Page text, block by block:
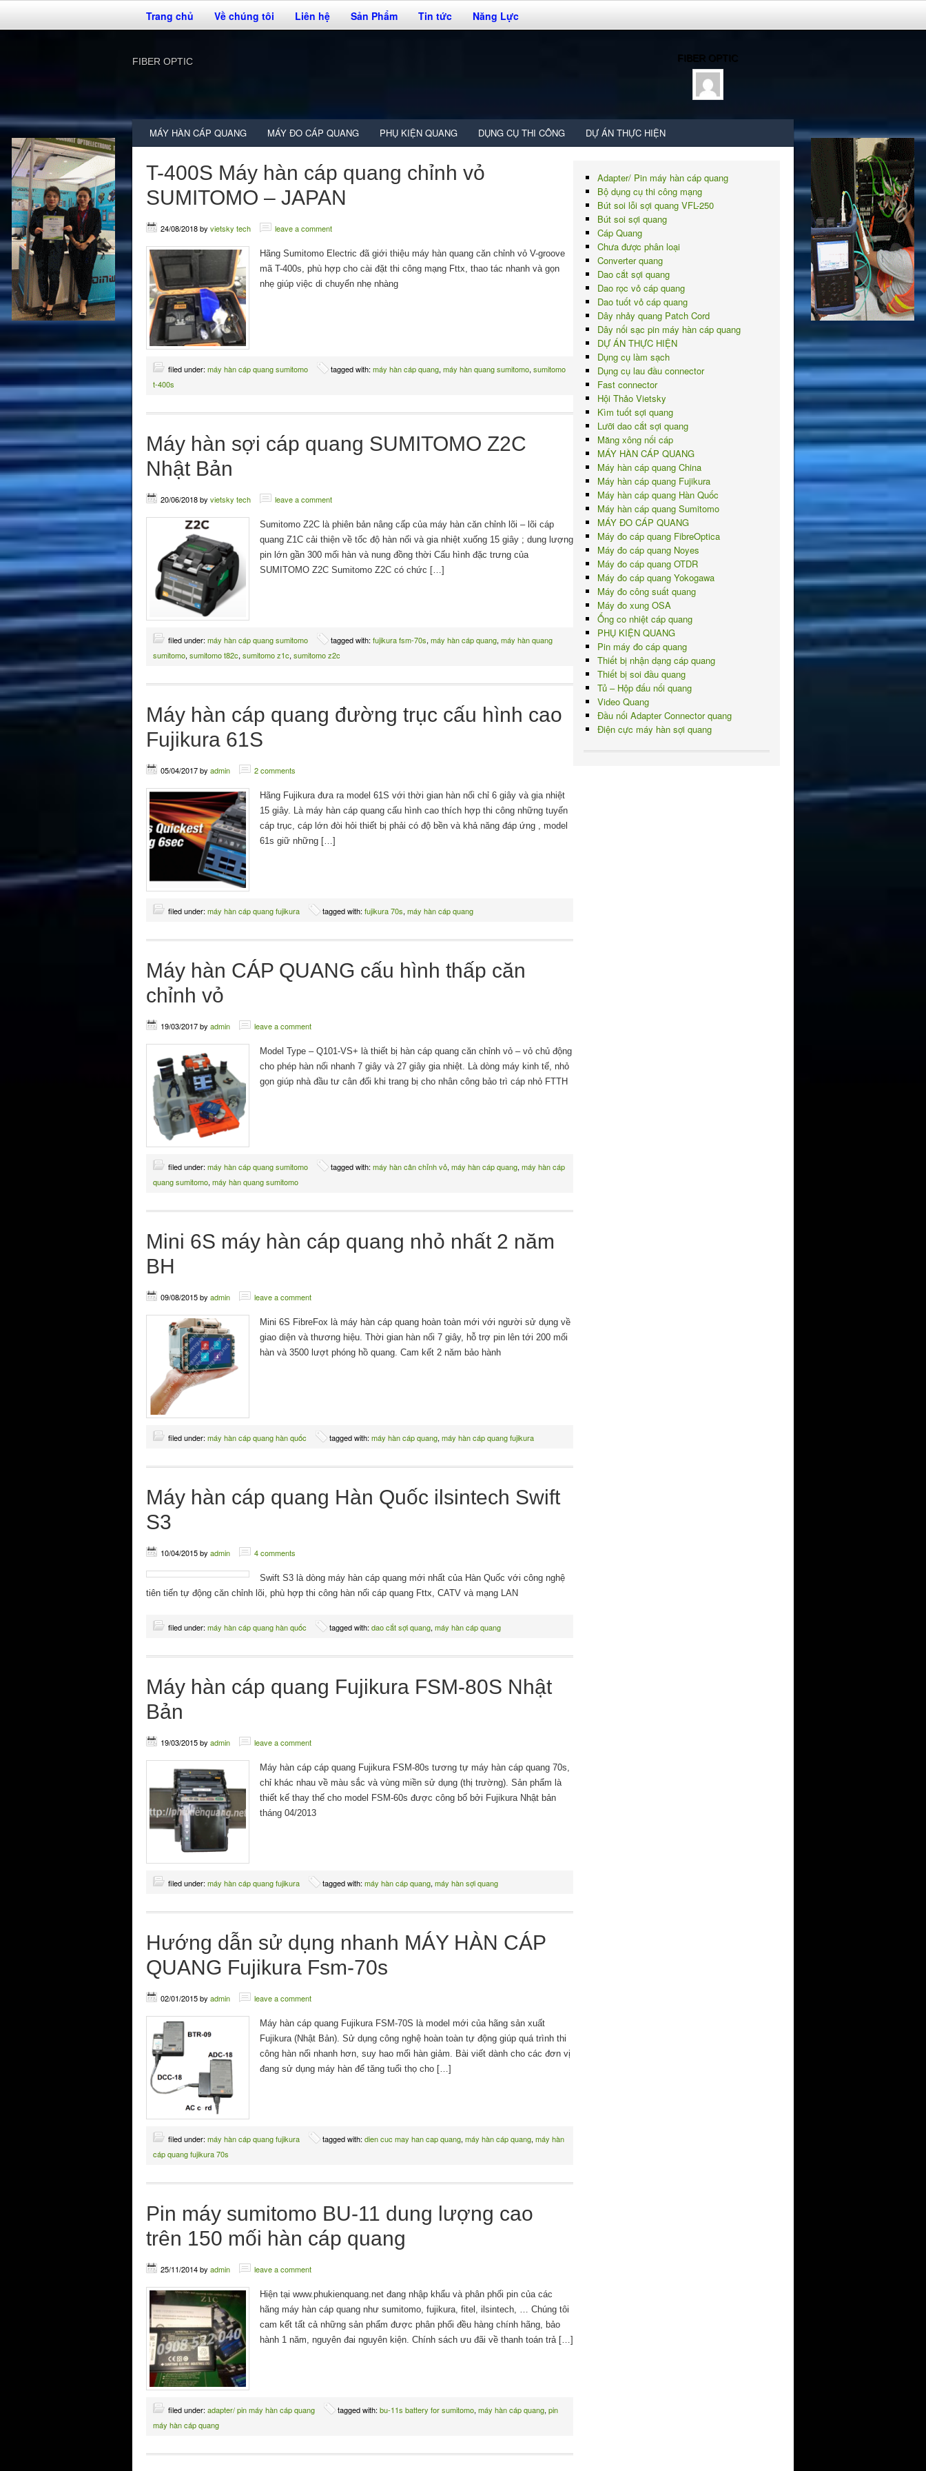
Trang chủ Về chúng tôi Liên hệ Sản Phẩm Tin tức Năng Lực
FIBER OPTIC FIBER OPTIC
MÁY HÀN CÁP QUANG MÁY ĐO CÁP QUANG PHỤ KIỆN QUANG DỤNG CỤ THI CÔNG DỰ ÁN THỰC HIỆN
T-400S Máy hàn cáp quang chỉnh vỏ
SUMITOMO – JAPAN
24/08/2018by vietsky tech leave a comment
Hãng Sumitomo Electric đã giới thiệu máy hàn quang căn chỉnh vỏ V-groove
mã T-400s, phù hợp cho cài đặt thi công mạng Fttx, thao tác nhanh và gọn
nhẹ giúp việc di chuyển nhẹ nhàng
filed under: máy hàn cáp quang sumitomo tagged with: máy hàn cáp quang, máy hàn quang sumitomo, sumitomo
t-400s
Máy hàn sợi cáp quang SUMITOMO Z2C
Nhật Bản
20/06/2018by vietsky tech leave a comment
Sumitomo Z2C là phiên bản nâng cấp của máy hàn căn chỉnh lõi – lõi cáp
quang Z1C cải thiện về tốc độ hàn nối và gia nhiệt xuống 15 giây ; dung lượng
pin lớn gần 300 mối hàn và nung đồng thời Cấu hình đặc trưng của
SUMITOMO Z2C Sumitomo Z2C có chức […]
filed under: máy hàn cáp quang sumitomo tagged with: fujikura fsm-70s, máy hàn cáp quang, máy hàn quang
sumitomo, sumitomo t82c, sumitomo z1c, sumitomo z2c
Máy hàn cáp quang đường trục cấu hình cao
Fujikura 61S
05/04/2017by admin 2 comments
Hãng Fujikura đưa ra model 61S với thời gian hàn nối chỉ 6 giây và gia nhiệt
15 giây. Là máy hàn cáp quang cấu hình cao thích hợp thi công những tuyến
cáp trục, cáp lớn đòi hỏi thiết bị phải có độ bền và khả năng đáp ứng , model
61s giữ những […]
filed under: máy hàn cáp quang fujikura tagged with: fujikura 70s, máy hàn cáp quang
Máy hàn CÁP QUANG cấu hình thấp căn
chỉnh vỏ
19/03/2017by admin leave a comment
Model Type – Q101-VS+ là thiết bị hàn cáp quang căn chỉnh vỏ – vỏ chủ động
cho phép hàn nối nhanh 7 giây và 27 giây gia nhiệt. Là dòng máy kinh tế, nhỏ
gọn giúp nhà đầu tư cân đối khi trang bị cho nhân công bảo trì cáp nhỏ FTTH
filed under: máy hàn cáp quang sumitomo tagged with: máy hàn cân chỉnh vỏ, máy hàn cáp quang, máy hàn cáp
quang sumitomo, máy hàn quang sumitomo
Mini 6S máy hàn cáp quang nhỏ nhất 2 năm
BH
09/08/2015by admin leave a comment
Mini 6S FibreFox là máy hàn cáp quang hoàn toàn mới với người sử dụng về
giao diện và thương hiệu. Thời gian hàn nối 7 giây, hỗ trợ pin lên tới 200 mối
hàn và 3500 lượt phóng hồ quang. Cam kết 2 năm bảo hành
filed under: máy hàn cáp quang hàn quốc tagged with: máy hàn cáp quang, máy hàn cáp quang fujikura
Máy hàn cáp quang Hàn Quốc ilsintech Swift
S3
10/04/2015by admin 4 comments
Swift S3 là dòng máy hàn cáp quang mới nhất của Hàn Quốc với công nghệ
tiên tiến tự động căn chỉnh lõi, phù hợp thi công hàn nối cáp quang Fttx, CATV và mạng LAN
filed under: máy hàn cáp quang hàn quốc tagged with: dao cắt sợi quang, máy hàn cáp quang
Máy hàn cáp quang Fujikura FSM-80S Nhật
Bản
19/03/2015by admin leave a comment
Máy hàn cáp cáp quang Fujikura FSM-80s tương tự máy hàn cáp quang 70s,
chỉ khác nhau về màu sắc và vùng miền sử dụng (thị trường). Sản phẩm là
thiết kế thay thế cho model FSM-60s được công bố bởi Fujikura Nhật bản
tháng 04/2013
filed under: máy hàn cáp quang fujikura tagged with: máy hàn cáp quang, máy hàn sợi quang
Hướng dẫn sử dụng nhanh MÁY HÀN CÁP
QUANG Fujikura Fsm-70s
02/01/2015by admin leave a comment
Máy hàn cáp quang Fujikura FSM-70S là model mới của hãng sản xuất
Fujikura (Nhật Bản). Sử dụng công nghệ hoàn toàn tự động giúp quá trình thi
công hàn nối nhanh hơn, suy hao mối hàn giảm. Bài viết dành cho các đơn vị
đang sử dụng máy hàn để tăng tuổi thọ cho […]
filed under: máy hàn cáp quang fujikura tagged with: dien cuc may han cap quang, máy hàn cáp quang, máy hàn
cáp quang fujikura 70s
Pin máy sumitomo BU-11 dung lượng cao
trên 150 mối hàn cáp quang
25/11/2014by admin leave a comment
Hiện tại www.phukienquang.net đang nhập khẩu và phân phối pin của các
hãng máy hàn cáp quang như sumitomo, fujikura, fitel, ilsintech, … Chúng tôi
cam kết tất cả những sản phẩm được phân phối đều hàng chính hãng, bảo
hành 1 năm, nguyên đai nguyên kiện. Chính sách ưu đãi về thanh toán trả […]
filed under: adapter/ pin máy hàn cáp quang tagged with: bu-11s battery for sumitomo, máy hàn cáp quang, pin
máy hàn cáp quang
Adapter/ Pin máy hàn cáp quang
Bộ dụng cụ thi công mạng
Bút soi lỗi sợi quang VFL-250
Bút soi sợi quang
Cáp Quang
Chưa được phân loại
Converter quang
Dao cắt sợi quang
Dao rọc vỏ cáp quang
Dao tuốt vỏ cáp quang
Dây nhảy quang Patch Cord
Dây nối sạc pin máy hàn cáp quang
DỰ ÁN THỰC HIỆN
Dụng cụ làm sạch
Dụng cụ lau đầu connector
Fast connector
Hội Thảo Vietsky
Kìm tuốt sợi quang
Lưỡi dao cắt sợi quang
Măng xông nối cáp
MÁY HÀN CÁP QUANG
Máy hàn cáp quang China
Máy hàn cáp quang Fujikura
Máy hàn cáp quang Hàn Quốc
Máy hàn cáp quang Sumitomo
MÁY ĐO CÁP QUANG
Máy đo cáp quang FibreOptica
Máy đo cáp quang Noyes
Máy đo cáp quang OTDR
Máy đo cáp quang Yokogawa
Máy đo công suất quang
Máy đo xung OSA
Ống co nhiệt cáp quang
PHỤ KIỆN QUANG
Pin máy đo cáp quang
Thiết bị nhận dạng cáp quang
Thiết bị soi đầu quang
Tủ – Hộp đấu nối quang
Video Quang
Đầu nối Adapter Connector quang
Điện cực máy hàn sợi quang